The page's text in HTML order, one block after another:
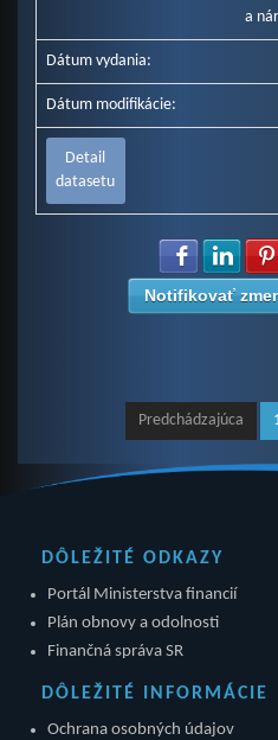
a
Dátum vydania:
Dátum modifikácie:
Detail
datasetu
Zdielať
Notifikovať
Predchádzajúca
DÔLEŽITÉ ODKAZY
Portál Ministerstva financií
Plán obnovy a odolnosti
Finančná správa SR
DÔLEŽITÉ INFORMÁCIE
Ochrana osobných údajov